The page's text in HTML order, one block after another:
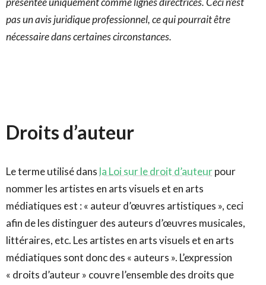
pas un avis juridique professionnel, ce qui pourrait être
nécessaire dans certaines circonstances.
Droits d’auteur
Le terme utilisé dans la Loi sur le droit d’auteurpour
nommer les artistes en arts visuels et en arts
médiatiques est : « auteur d’œuvres artistiques », ceci
afin de les distinguer des auteurs d’œuvres musicales,
littéraires, etc. Les artistes en arts visuels et en arts
médiatiques sont donc des « auteurs ». L’expression
« droits d’auteur » couvre l’ensemble des droits que